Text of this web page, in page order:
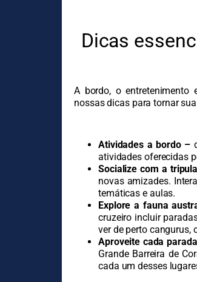
Dicas
A bordo, o entretenimento
nossas dicas para tornar
Atividades a bordo –
atividades oferecidas
Socialize com a
novas amizades.
temáticas e aulas.
Explore a fauna
cruzeiro incluir
ver de perto cangurus,
Aproveite cada
Grande Barreira de
cada um desses